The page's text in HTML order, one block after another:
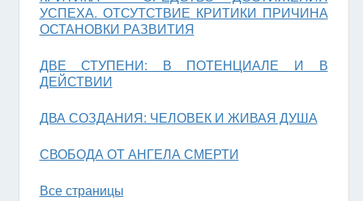
УСПЕХА. ОТСУТСТВИЕ КРИТИКИ ПРИЧИНА
ОСТАНОВКИ РАЗВИТИЯ
ДВЕ СТУПЕНИ: В ПОТЕНЦИАЛЕ И В
ДЕЙСТВИИ
ДВА СОЗДАНИЯ: ЧЕЛОВЕК И ЖИВАЯ ДУША
СВОБОДА ОТ АНГЕЛА СМЕРТИ
Все страницы